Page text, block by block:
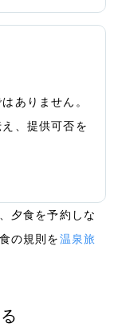
ありません。
、提供可否を
夕食を予約しな
の規則を温泉旅